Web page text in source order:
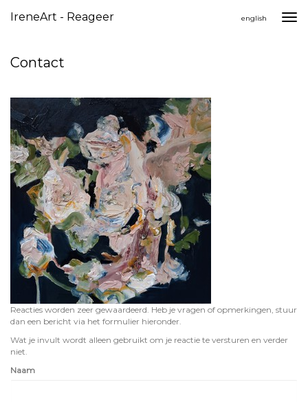
IreneArt - Reageer english
Contact
Reacties worden zeer gewaardeerd. Heb je vragen of opmerkingen, stuur
dan een bericht via het formulier hieronder.
Wat je invult wordt alleen gebruikt om je reactie te versturen en verder
niet.
Naam